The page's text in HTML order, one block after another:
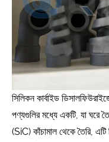
সিলিকন কার্বাইড
পণ্যগুলির মধ্যে একটি, যা ঘরে
(SiC) কাঁচামাল থেকে তৈরি, এটি